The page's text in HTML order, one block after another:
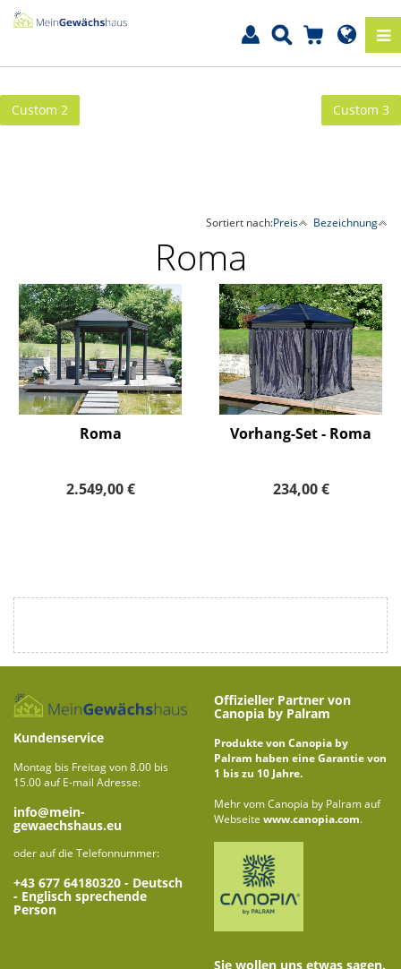
Custom 2 Custom 3
Sortiert nach:Preis Bezeichnung
Roma
Roma
2.549,00 €
Vorhang-Set - Roma
234,00 €
Kundenservice
Montag bis Freitag von 8.00 bis
15.00 auf E-mail Adresse:
info@mein-
gewaechshaus.eu
oder auf die Telefonnummer:
+43 677 64180320 - Deutsch
- Englisch sprechende
Person
Offizieller Partner von
Canopia by Palram
Produkte von Canopia by
Palram haben eine Garantie von
1 bis zu 10 Jahre.
Mehr vom Canopia by Palram auf
Webseite www.canopia.com.
Sie wollen uns etwas sagen.